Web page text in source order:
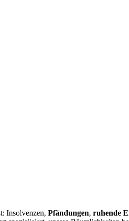
Insolvenzen, Pfändungen, ruhende